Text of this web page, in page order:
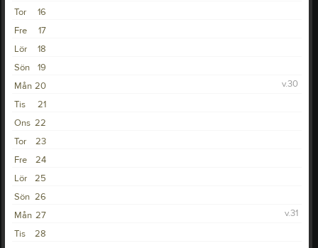
16
Tor
17
Fre
18
Lör
19
Sön
20
Mån
v.30
21
Tis
22
Ons
23
Tor
24
Fre
25
Lör
26
Sön
27
Mån
v.31
28
Tis